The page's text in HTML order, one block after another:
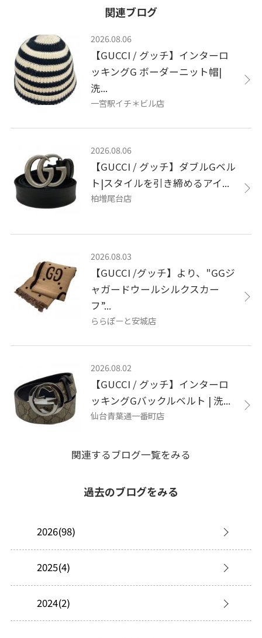
関連ブログ
2026.08.06
【GUCCI / グッチ】インターロ
ッキングG ボーダーニット帽|
洗...
一宮駅イチ＊ビル店
2026.08.06
【GUCCI / グッチ】ダブルGベル
ト|スタイルを引き締めるアイ...
柏増尾台店
2026.08.03
【GUCCI /グッチ】より、"GGジ
ャガードウールシルクスカー
フ”...
ららぽーと安城店
2026.08.02
【GUCCI / グッチ】インターロ
ッキングGバックルベルト | 洗...
仙台青葉通一番町店
関連するブログ一覧をみる
過去のブログをみる
2026(98)
2025(4)
2024(2)